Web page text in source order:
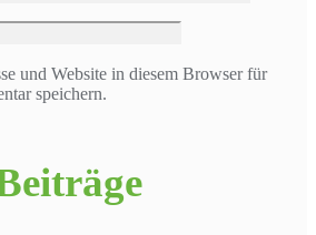
und Website in diesem Browser für
speichern.